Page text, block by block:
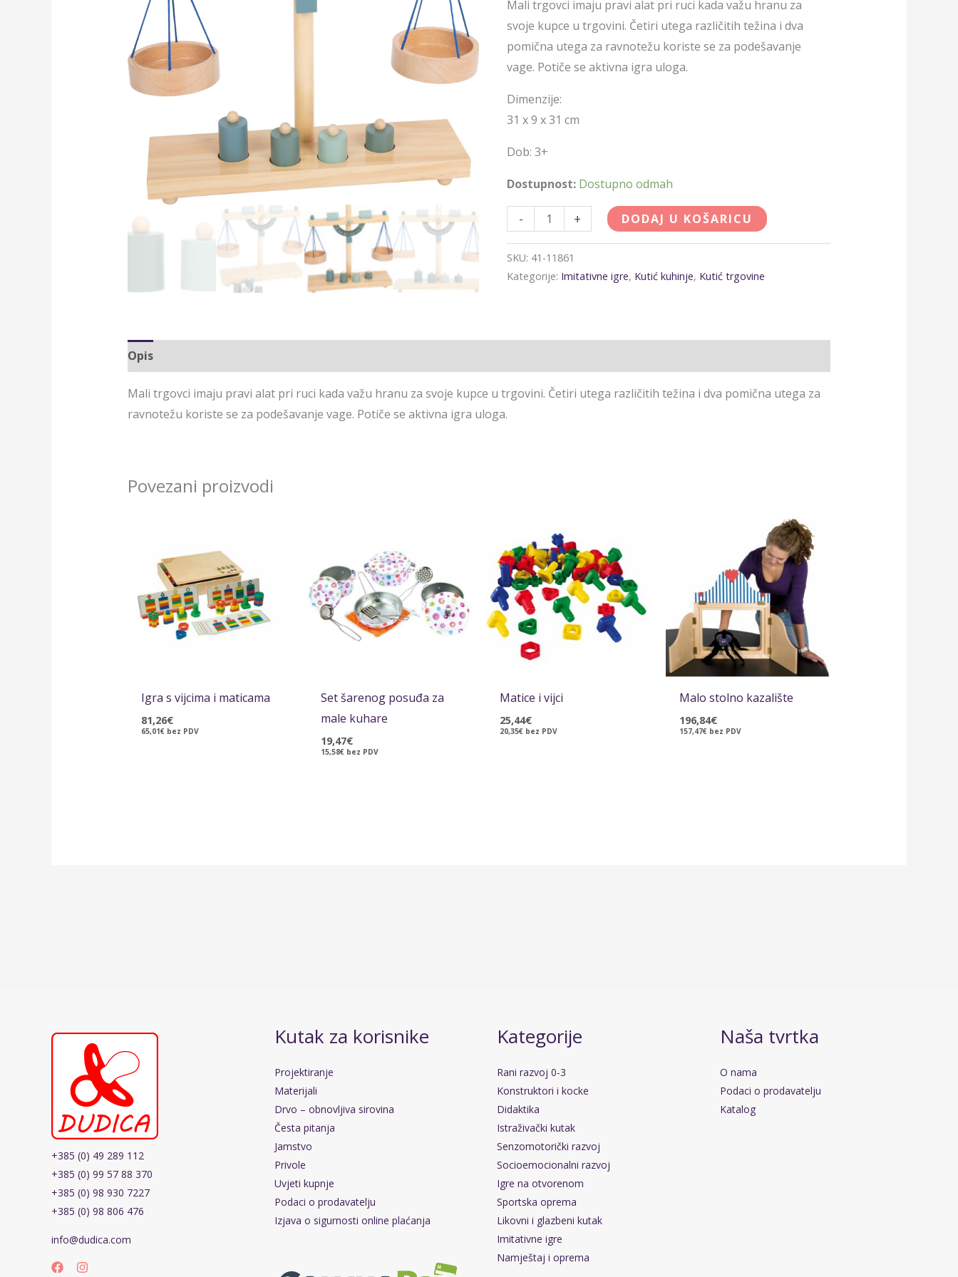
Mali trgovci imaju pravi alat pri ruci kada važu hranu za
svoje kupce u trgovini. Četiri utega različitih težina i dva
pomična utega za ravnotežu koriste se za podešavanje
vage. Potiče se aktivna igra uloga.
Dimenzije:
31 x 9 x 31 cm
Dob: 3+
Dostupnost: Dostupno odmah
- + DODAJ U KOŠARICU
SKU: 41-11861
Kategorije: Imitativne igre, Kutić kuhinje, Kutić trgovine
Opis
Mali trgovci imaju pravi alat pri ruci kada važu hranu za svoje kupce u trgovini. Četiri utega različitih težina i dva pomična utega za
ravnotežu koriste se za podešavanje vage. Potiče se aktivna igra uloga.
Povezani proizvodi
Igra s vijcima i maticama
81,26€
65,01€ bez PDV
Set šarenog posuđa za
male kuhare
19,47€
15,58€ bez PDV
Matice i vijci
25,44€
20,35€ bez PDV
Malo stolno kazalište
196,84€
157,47€ bez PDV
+385 (0) 49 289 112
+385 (0) 99 57 88 370
+385 (0) 98 930 7227
+385 (0) 98 806 476
info@dudica.com
Kutak za korisnike
Projektiranje
Materijali
Drvo – obnovljiva sirovina
Česta pitanja
Jamstvo
Privole
Uvjeti kupnje
Podaci o prodavatelju
Izjava o sigurnosti online plaćanja
Kategorije
Rani razvoj 0-3
Konstruktori i kocke
Didaktika
Istraživački kutak
Senzomotorički razvoj
Socioemocionalni razvoj
Igre na otvorenom
Sportska oprema
Likovni i glazbeni kutak
Imitativne igre
Namještaj i oprema
Naša tvrtka
O nama
Podaci o prodavatelju
Katalog